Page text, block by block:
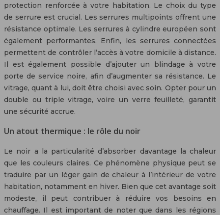
protection renforcée à votre habitation. Le choix du type
de serrure est crucial. Les serrures multipoints offrent une
résistance optimale. Les serrures à cylindre européen sont
également performantes. Enfin, les serrures connectées
permettent de contrôler l’accès à votre domicile à distance.
Il est également possible d’ajouter un blindage à votre
porte de service noire, afin d’augmenter sa résistance. Le
vitrage, quant à lui, doit être choisi avec soin. Opter pour un
double ou triple vitrage, voire un verre feuilleté, garantit
une sécurité accrue.
Un atout thermique : le rôle du noir
Le noir a la particularité d’absorber davantage la chaleur
que les couleurs claires. Ce phénomène physique peut se
traduire par un léger gain de chaleur à l’intérieur de votre
habitation, notamment en hiver. Bien que cet avantage soit
modeste, il peut contribuer à réduire vos besoins en
chauffage. Il est important de noter que dans les régions